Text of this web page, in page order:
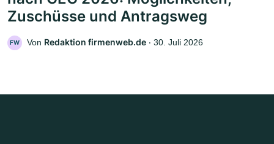
Zuschüsse und Antragsweg
FW Von Redaktion firmenweb.de ‧ 30. Juli 2026